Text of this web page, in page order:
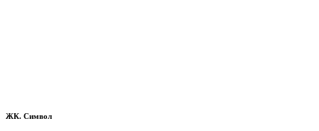
ЖК. Символ